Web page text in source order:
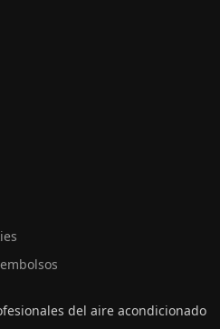
del aire acondicionado